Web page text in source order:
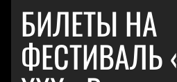
БИЛЕТЫ НА
ФЕСТИВАЛЬ